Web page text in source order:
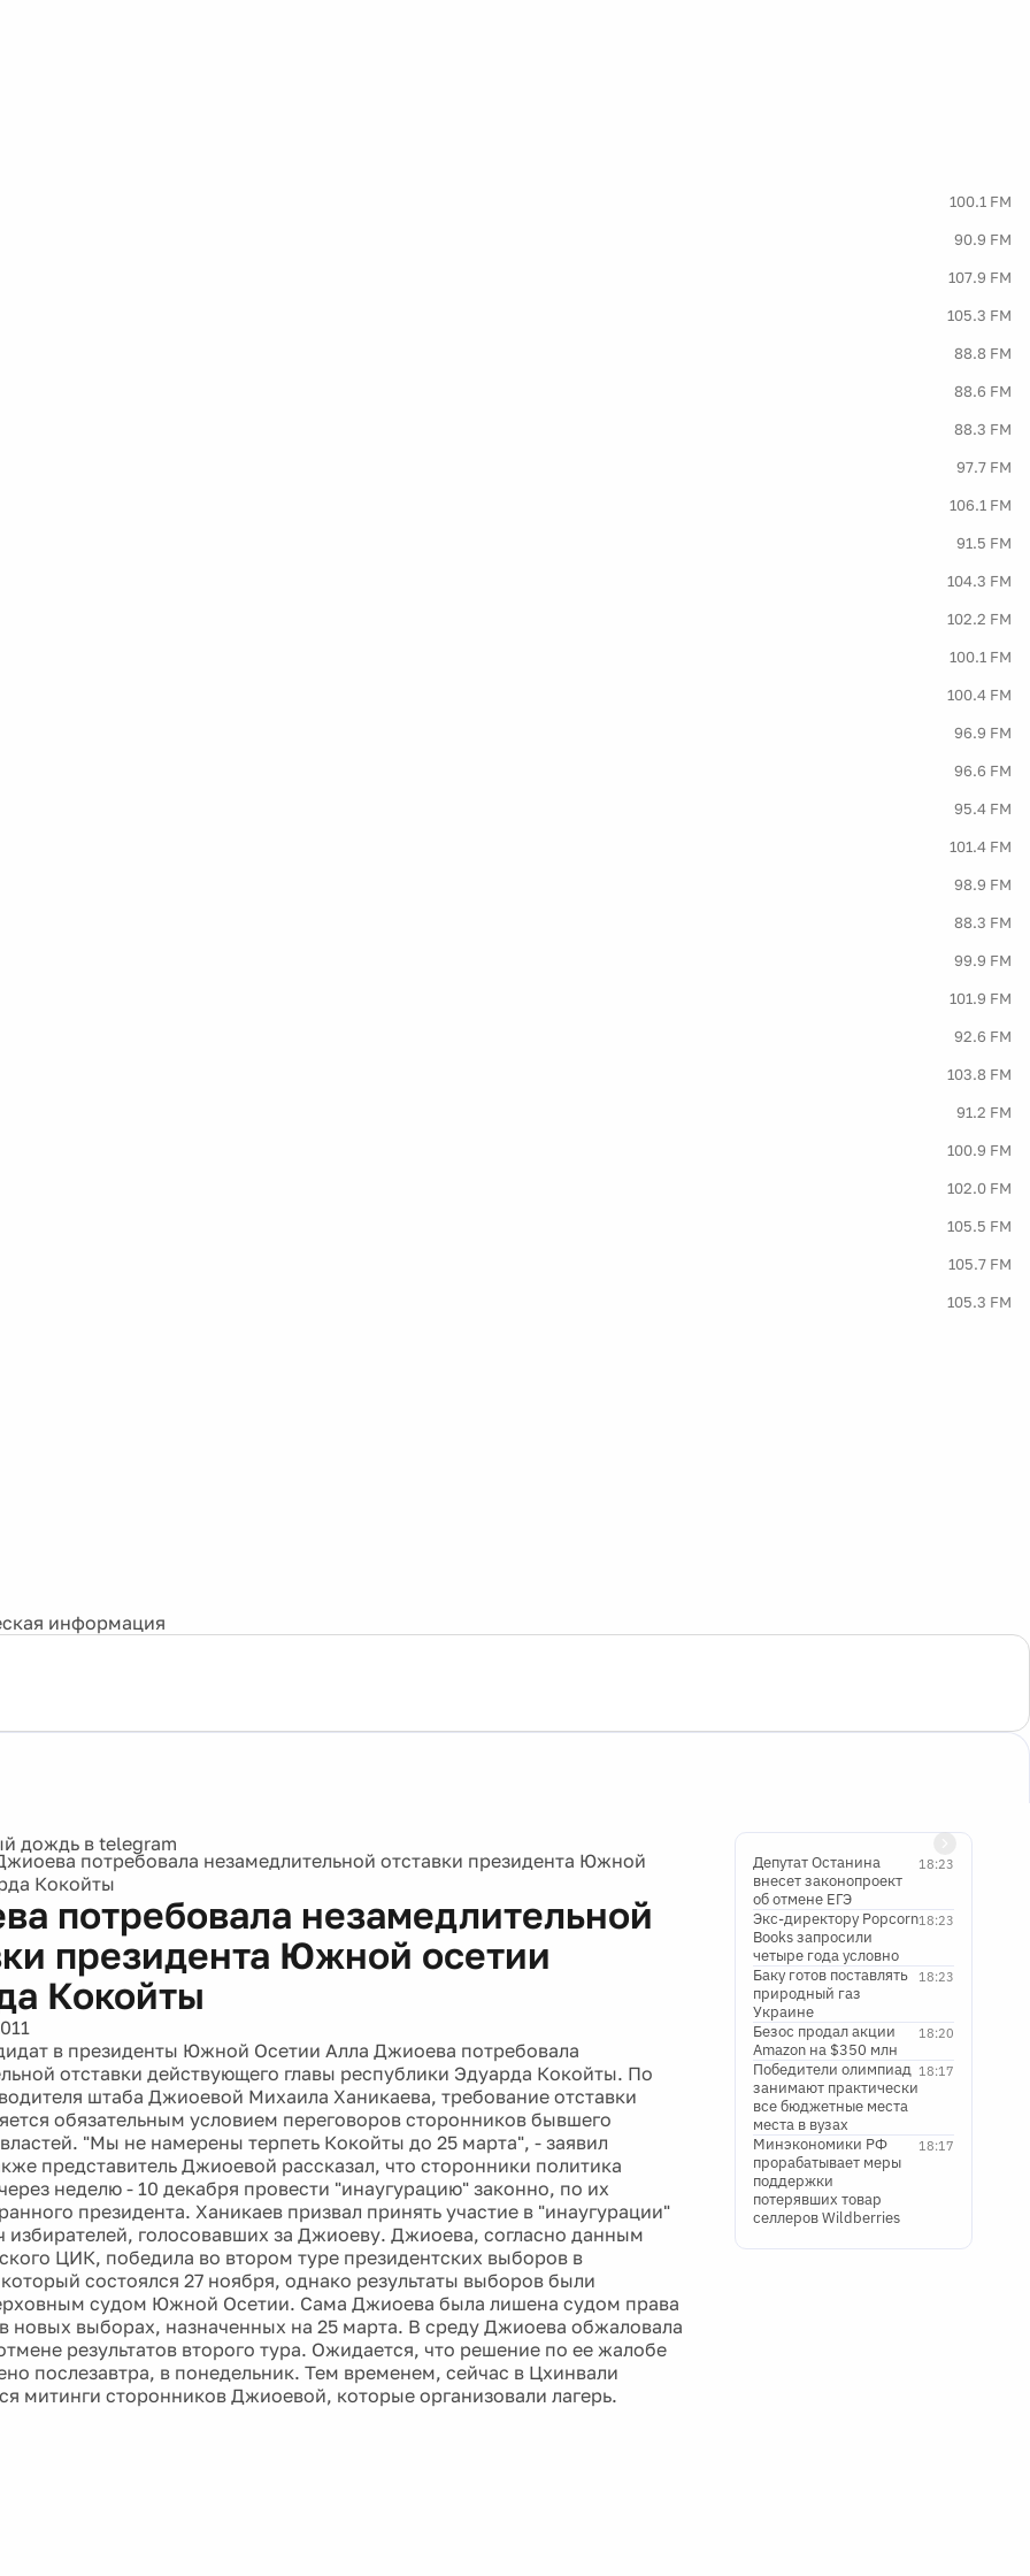
100.1 FM
90.9 FM
107.9 FM
105.3 FM
88.8 FM
88.6 FM
88.3 FM
97.7 FM
106.1 FM
91.5 FM
104.3 FM
102.2 FM
100.1 FM
100.4 FM
96.9 FM
96.6 FM
95.4 FM
101.4 FM
98.9 FM
88.3 FM
99.9 FM
101.9 FM
92.6 FM
103.8 FM
91.2 FM
100.9 FM
102.0 FM
105.5 FM
105.7 FM
105.3 FM
информация
потребовала незамедлительной отставки президента Южной
Кокойты
потребовала незамедлительной
президента Южной осетии
Кокойты
в президенты Южной Осетии Алла Джиоева потребовала
отставки действующего главы республики Эдуарда Кокойты. По
штаба Джиоевой Михаила Ханикаева, требование отставки
обязательным условием переговоров сторонников бывшего
"Мы не намерены терпеть Кокойты до 25 марта", - заявил
представитель Джиоевой рассказал, что сторонники политика
неделю - 10 декабря провести "инаугурацию" законно, по их
президента. Ханикаев призвал принять участие в "инаугурации"
избирателей, голосовавших за Джиоеву. Джиоева, согласно данным
ЦИК, победила во втором туре президентских выборов в
состоялся 27 ноября, однако результаты выборов были
судом Южной Осетии. Сама Джиоева была лишена судом права
в новых выборах, назначенных на 25 марта. В среду Джиоева обжаловала
результатов второго тура. Ожидается, что решение по ее жалобе
послезавтра, в понедельник. Тем временем, сейчас в Цхинвали
митинги сторонников Джиоевой, которые организовали лагерь.
18:23
Депутат Останина
внесет законопроект
об отмене ЕГЭ
18:23
Экс-директору Popcorn
Books запросили
четыре года условно
18:23
Баку готов поставлять
природный газ
Украине
18:20
Безос продал акции
Amazon на $350 млн
18:17
Победители олимпиад
занимают практически
все бюджетные места
места в вузах
18:17
Минэкономики РФ
прорабатывает меры
поддержки
потерявших товар
селлеров Wildberries